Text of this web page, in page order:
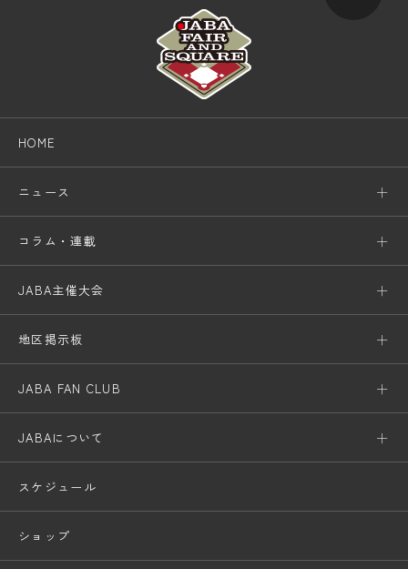
HOME
ニュース
コラム・連載
JABA主催大会
地区掲示板
JABA FAN CLUB
JABAについて
スケジュール
ショップ